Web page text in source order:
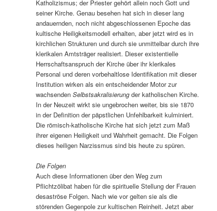
Katholizismus; der Priester gehört allein noch Gott und
seiner Kirche. Genau besehen hat sich in dieser lang
andauernden, noch nicht abgeschlossenen Epoche das
kultische Heiligkeitsmodell erhalten, aber jetzt wird es in
kirchlichen Strukturen und durch sie unmittelbar durch ihre
klerikalen Amtsträger realisiert. Dieser existentielle
Herrschaftsanspruch der Kirche über ihr klerikales
Personal und deren vorbehaltlose Identifikation mit dieser
Institution wirken als ein entscheidender Motor zur
wachsendenSelbstsakralisierungder katholischen Kirche.
In der Neuzeit wirkt sie ungebrochen weiter, bis sie 1870
in der Definition der päpstlichen Unfehlbarkeit kulminiert.
Die römisch-katholische Kirche hat sich jetzt zum Maß
ihrer eigenen Heiligkeit und Wahrheit gemacht. Die Folgen
dieses heiligen Narzissmus sind bis heute zu spüren.
Die Folgen
Auch diese Informationen über den Weg zum
Pflichtzölibat haben für die spirituelle Stellung der Frauen
desaströse Folgen. Nach wie vor gelten sie als die
störenden Gegenpole zur kultischen Reinheit. Jetzt aber